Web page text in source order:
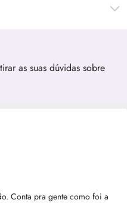
as suas dúvidas sobre
Conta pra gente como foi a